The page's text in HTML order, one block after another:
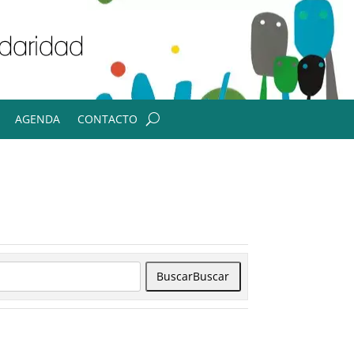
AGENDA CONTACTO
BuscarBuscar